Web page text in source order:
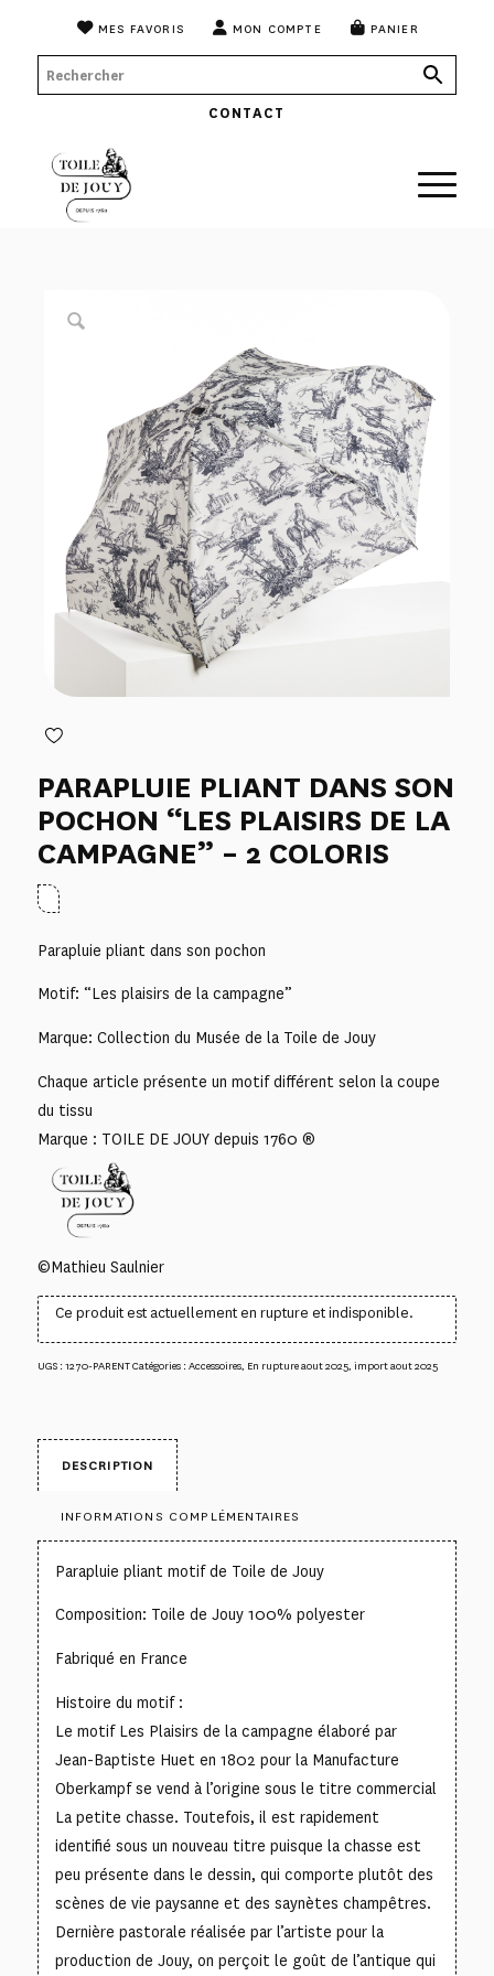
MES FAVORIS MON COMPTE PANIER
CONTACT
PARAPLUIE PLIANT DANS SON
POCHON “LES PLAISIRS DE LA
CAMPAGNE” – 2 COLORIS
Parapluie pliant dans son pochon
Motif: “Les plaisirs de la campagne”
Marque: Collection du Musée de la Toile de Jouy
Chaque article présente un motif différent selon la coupe
du tissu
Marque : TOILE DE JOUY depuis 1760 ®
©Mathieu Saulnier
Ce produit est actuellement en rupture et indisponible.
UGS :1270-PARENTCatégories :Accessoires, En rupture aout 2025, import aout 2025
DESCRIPTION
INFORMATIONS COMPLÉMENTAIRES
Parapluie pliant motif de Toile de Jouy
Composition: Toile de Jouy 100% polyester
Fabriqué en France
Histoire du motif :
Le motif Les Plaisirs de la campagne élaboré par
Jean-Baptiste Huet en 1802 pour la Manufacture
Oberkampf se vend à l’origine sous le titre commercial
La petite chasse. Toutefois, il est rapidement
identifié sous un nouveau titre puisque la chasse est
peu présente dans le dessin, qui comporte plutôt des
scènes de vie paysanne et des saynètes champêtres.
Dernière pastorale réalisée par l’artiste pour la
production de Jouy, on perçoit le goût de l’antique qui